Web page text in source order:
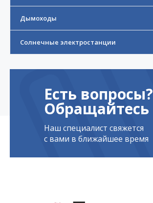
Дымоходы
Солнечные электростанции
Есть вопросы?
Обращайтесь
Наш специалист свяжется
с вами в ближайшее время